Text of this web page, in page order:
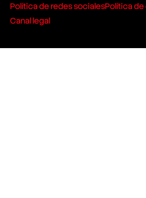
Política de redes socialesPolítica
Canal legal